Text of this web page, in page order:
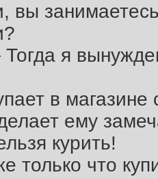
вы
я
в магазине
ему
курить!
только что